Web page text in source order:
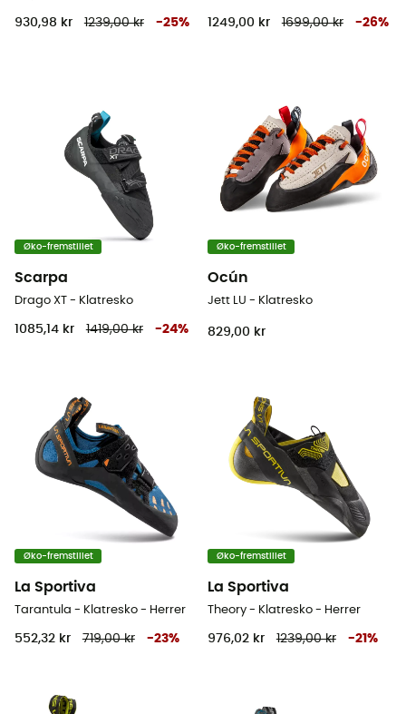
930,98 kr 1239,00 kr -25% 1249,00 kr 1699,00 kr -26%
Øko-fremstillet
Scarpa
Drago XT - Klatresko
1085,14 kr 1419,00 kr -24%
Øko-fremstillet
Ocún
Jett LU - Klatresko
829,00 kr
Øko-fremstillet
La Sportiva
Tarantula - Klatresko - Herrer
552,32 kr 719,00 kr -23%
Øko-fremstillet
La Sportiva
Theory - Klatresko - Herrer
976,02 kr 1239,00 kr -21 %